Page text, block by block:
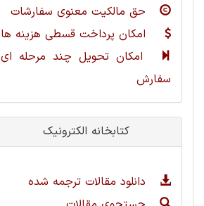
حق مالکیت معنوی سفارشات
امکان پرداخت قسطی هزینه ها
امکان تحویل چند مرحله ای
سفارش
کتابخانه الکترونیک
دانلود مقالات ترجمه شده